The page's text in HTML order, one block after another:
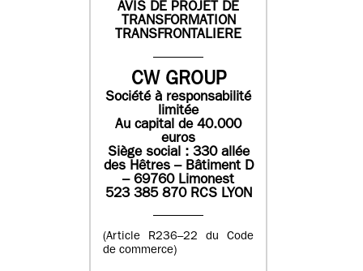
AVIS DE PROJET DE
TRANSFORMATION
TRANSFRONTALIERE
CW GROUP
Société à responsabilité
limitée
Au capital de 40.000
euros
Siège social : 330 allée
des Hêtres – Bâtiment D
– 69760 Limonest
523 385 870 RCS LYON
(Article R236–22 du Code
de commerce)